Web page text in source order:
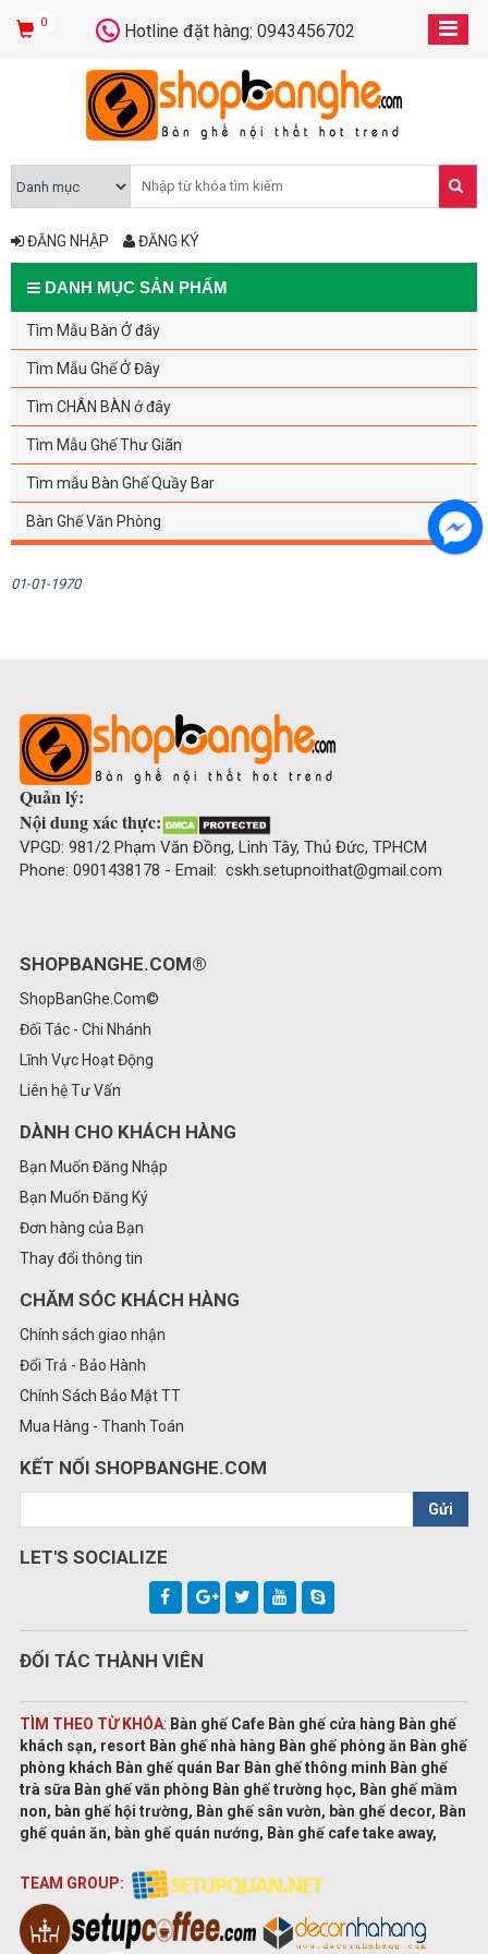
0 Hotline đặt hàng: 0943456702
ĐĂNG NHẬP ĐĂNG KÝ
DANH MỤC SẢN PHẨM
Tìm Mẫu Bàn Ở đây
Tìm Mẫu Ghế Ở Đây
Tìm CHÂN BÀN ở đây
Tìm Mẫu Ghế Thư Giãn
Tìm mẫu Bàn Ghế Quầy Bar
Bàn Ghế Văn Phòng
01-01-1970
Quản lý:
Nội dung xác thực:
VPGD: 981/2 Phạm Văn Đồng, Linh Tây, Thủ Đức, TPHCM
Phone: 0901438178 - Email: cskh.setupnoithat@gmail.com
SHOPBANGHE.COM®
ShopBanGhe.Com©
Đối Tác - Chi Nhánh
Lĩnh Vực Hoạt Động
Liên hệ Tư Vấn
DÀNH CHO KHÁCH HÀNG
Bạn Muốn Đăng Nhập
Bạn Muốn Đăng Ký
Đơn hàng của Bạn
Thay đổi thông tin
CHĂM SÓC KHÁCH HÀNG
Chính sách giao nhận
Đổi Trả - Bảo Hành
Chính Sách Bảo Mật TT
Mua Hàng - Thanh Toán
KẾT NỐI SHOPBANGHE.COM
Gửi
LET'S SOCIALIZE
ĐỐI TÁC THÀNH VIÊN
TÌM THEO TỪ KHÓA: Bàn ghế Cafe Bàn ghế cửa hàng Bàn ghế
khách sạn, resort Bàn ghế nhà hàng Bàn ghế phòng ăn Bàn ghế
phòng khách Bàn ghế quán Bar Bàn ghế thông minh Bàn ghế
trà sữa Bàn ghế văn phòng Bàn ghế trường học, Bàn ghế mầm
non, bàn ghế hội trường, Bàn ghế sân vườn, bàn ghế decor, Bàn
ghế quán ăn, bàn ghế quán nướng, Bàn ghế cafe take away,
TEAM GROUP: